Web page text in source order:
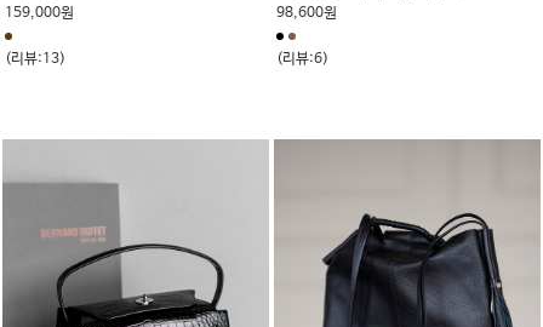
159,000원
(리뷰:13)
98,600원
(리뷰:6)